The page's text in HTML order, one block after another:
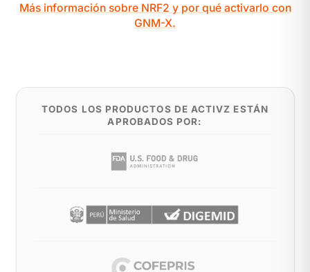
Más información sobre NRF2 y por qué activarlo con
GNM-X.
TODOS LOS PRODUCTOS DE ACTIVZ ESTÁN
APROBADOS POR: